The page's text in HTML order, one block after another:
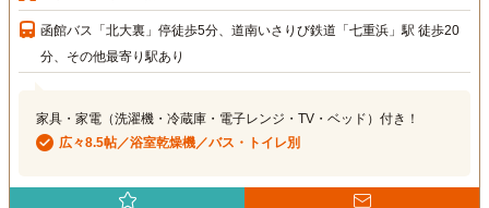
函館バス「北大裏」停徒歩5分、道南いさりび鉄道「七重浜」駅 徒歩20
分、その他最寄り駅あり
家具・家電（洗濯機・冷蔵庫・電子レンジ・TV・ベッド）付き！
広々8.5帖／浴室乾燥機／バス・トイレ別